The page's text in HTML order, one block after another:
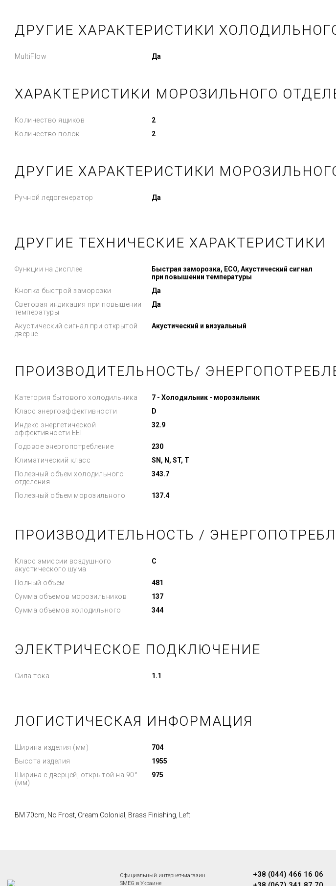
ДРУГИЕ ХАРАКТЕРИСТИКИ
MultiFlow Да
ХАРАКТЕРИСТИКИ МОРОЗИЛЬНОГО
Количество ящиков
2
Количество полок
2
ДРУГИЕ ХАРАКТЕРИСТИКИ
Ручной ледогенератор Да
ДРУГИЕ ТЕХНИЧЕСКИЕ ХАРАКТЕРИСТИКИ
Функции на дисплее
Быстрая заморозка, ECO, Акустический сигнал
при повышении температуры
Кнопка быстрой заморозки
Да
Световая индикация при повышении
температуры
Да
Акустический сигнал при открытой
дверце
Акустический и визуальный
ПРОИЗВОДИТЕЛЬНОСТЬ/
Категория бытового холодильника
7 - Холодильник - морозильник
Класс энергоэффективности
D
Индекс энергетической
эффективности EEI
32.9
Годовое энергопотребление
230
Климатический класс
SN, N, ST, T
Полезный объем холодильного
отделения
343.7
Полезный объем морозильного 137.4
ПРОИЗВОДИТЕЛЬНОСТЬ /
Класс эмиссии воздушного
акустического шума
C
Полный объем
481
Сумма объемов морозильников
137
Сумма объемов холодильного
344
ЭЛЕКТРИЧЕСКОЕ ПОДКЛЮЧЕНИЕ
Сила тока 1.1
ЛОГИСТИЧЕСКАЯ ИНФОРМАЦИЯ
Ширина изделия (мм)
704
Высота изделия
1955
Ширина с дверцей, открытой на 90°
(мм)
975
BM 70cm, No Frost, Cream Colonial, Brass Finishing, Left
Официальный интернет-магазин
SMEG в Украине
+38 (044) 466 16 06